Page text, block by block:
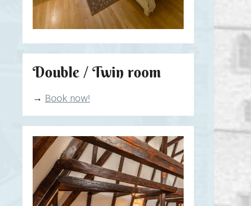
Double / Twin room
→ Book now!